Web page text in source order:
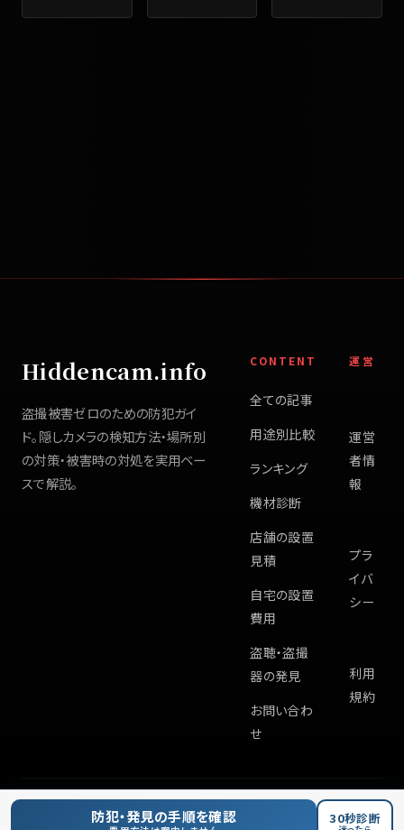
Hiddencam.info
盗撮被害ゼロのための防犯ガイ
ド。隠しカメラの検知方法・場所別
の対策・被害時の対処を実用ベー
スで解説。
CONTENT
全ての記事
用途別比較
ランキング
機材診断
店舗の設置
見積
自宅の設置
費用
盗聴・盗撮
器の発見
お問い合わ
せ
運営
運営
者情
報
プラ
イバ
シー
利用
規約
©2026Hiddencam.info
防犯・発見の手順を確認 30秒診断